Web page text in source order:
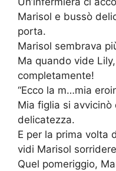
Marisol e bussò
porta.
Marisol sembrava
Ma quando vide
completamente!
“Ecco la m…mia
Mia figlia si
delicatezza.
E per la prima volta
vidi Marisol
Quel pomeriggio,